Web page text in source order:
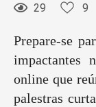
29 9
Prepare-se
impactantes
online que
palestras